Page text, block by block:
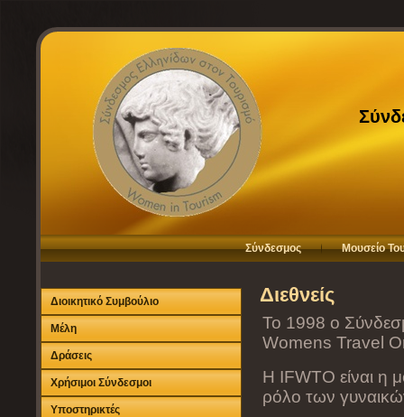
Σύνδεσμος Μουσείο
Διοικητικό Συμβούλιο
Μέλη
Δράσεις
Χρήσιμοι Σύνδεσμοι
Υποστηρικτές
Διεθνείς
Το 1998 ο
Womens Travel
H IFWTO είναι η
ρόλο των